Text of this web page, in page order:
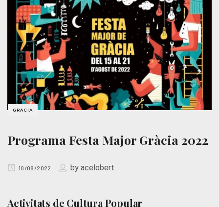
GRACIA
Programa Festa Major Gràcia 2022
10/08/2022 by acelobert
Activitats de Cultura Popular